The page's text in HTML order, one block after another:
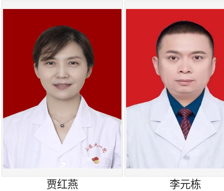
贾红燕 李元栋